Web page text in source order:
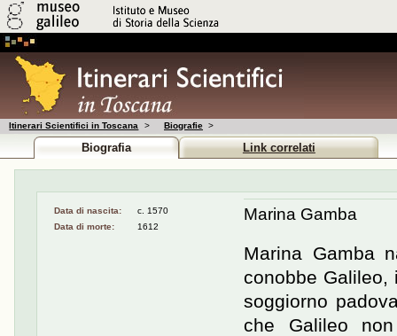
Itinerari Scientifici in Toscana > Biografie >
Biografia Link correlati
Data di nascita:
c. 1570
Data di morte:
1612
Marina Gamba
Marina Gamba
conobbe
soggiorno
che Galileo